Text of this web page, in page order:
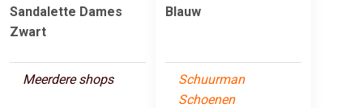
Sandalette Dames
Zwart
Meerdere shops
Blauw
Schuurman
Schoenen